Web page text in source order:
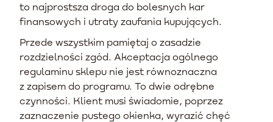
to najprostsza droga do bolesnych kar
finansowych i utraty zaufania kupujących.
Przede wszystkim pamiętaj o zasadzie
rozdzielności zgód. Akceptacja ogólnego
regulaminu sklepu nie jest równoznaczna
z zapisem do programu. To dwie odrębne
czynności. Klient musi świadomie, poprzez
zaznaczenie pustego okienka, wyrazić chęć